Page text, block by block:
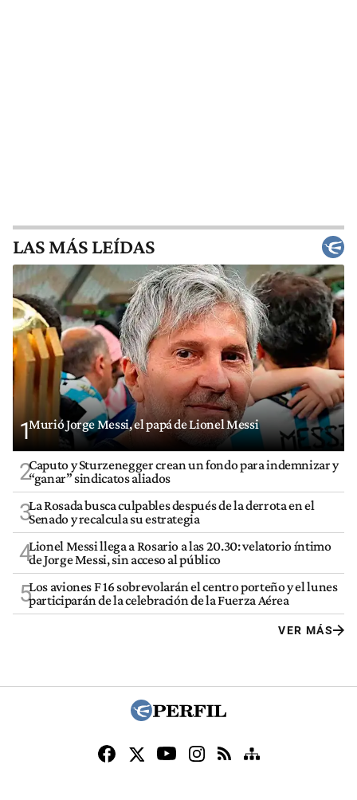
LAS MÁS LEÍDAS
1Murió Jorge Messi, el papá de Lionel Messi
2Caputo y Sturzenegger crean un fondo para indemnizar y
“ganar” sindicatos aliados
3La Rosada busca culpables después de la derrota en el
Senado y recalcula su estrategia
4Lionel Messi llega a Rosario a las 20.30: velatorio íntimo
de Jorge Messi, sin acceso al público
5Los aviones F 16 sobrevolarán el centro porteño y el lunes
participarán de la celebración de la Fuerza Aérea
VER MÁS